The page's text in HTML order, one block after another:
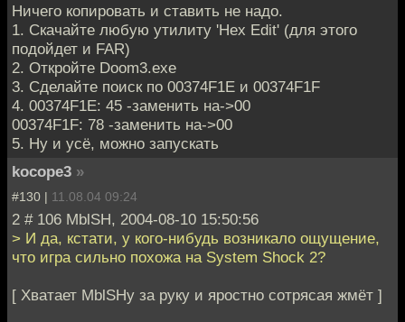
Ничего копировать и ставить не надо.
1. Скачайте любую утилиту 'Hex Edit' (для этого
подойдет и FAR)
2. Откройте Doom3.exe
3. Сделайте поиск по 00374F1E и 00374F1F
4. 00374F1E: 45 -заменить на->00
00374F1F: 78 -заменить на->00
5. Ну и усё, можно запускать
kocope3 »
#130 | 11.08.04 09:24
2 # 106 MblSH, 2004-08-10 15:50:56
> И да, кстати, у кого-нибудь возникало ощущение,
что игра сильно похожа на System Shock 2?
[ Хватает MblSHу за руку и яростно сотрясая жмёт ]